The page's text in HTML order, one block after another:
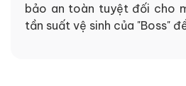
bảo an toàn tuyệt đối cho
tần suất vệ sinh của "Boss"